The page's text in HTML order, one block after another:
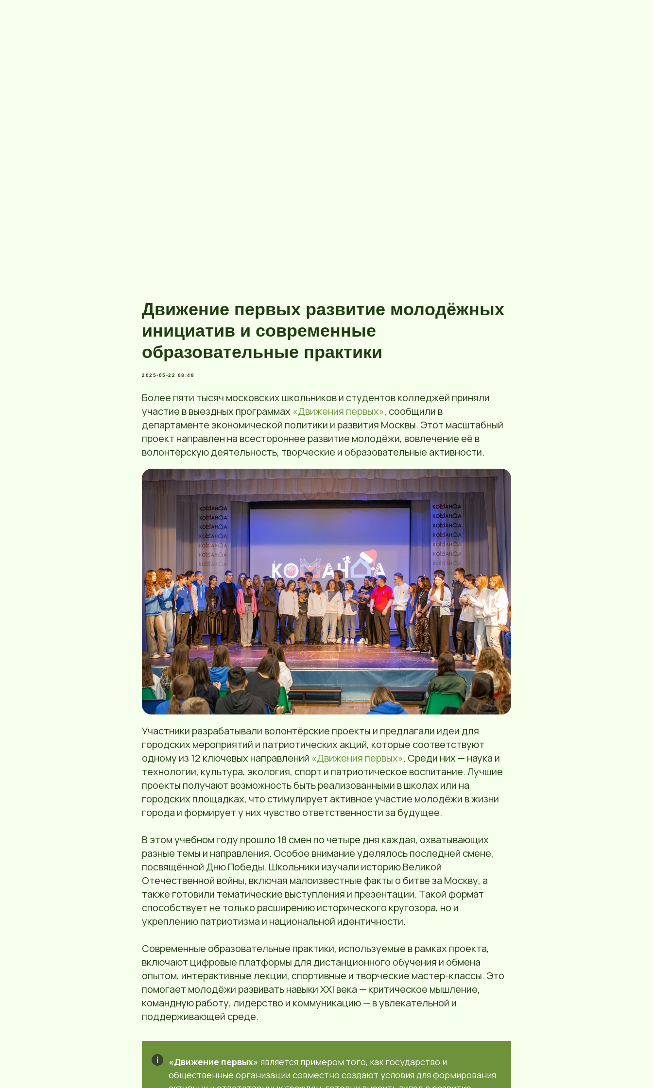
Движение первых развитие молодёжных
инициатив и современные
образовательные практики
2025-05-22 08:48
Более пяти тысяч московских школьников и студентов колледжей приняли
участие в выездных программах «Движения первых», сообщили в
департаменте экономической политики и развития Москвы. Этот масштабный
проект направлен на всестороннее развитие молодёжи, вовлечение её в
волонтёрскую деятельность, творческие и образовательные активности.
Участники разрабатывали волонтёрские проекты и предлагали идеи для
городских мероприятий и патриотических акций, которые соответствуют
одному из 12 ключевых направлений «Движения первых». Среди них — наука и
технологии, культура, экология, спорт и патриотическое воспитание. Лучшие
проекты получают возможность быть реализованными в школах или на
городских площадках, что стимулирует активное участие молодёжи в жизни
города и формирует у них чувство ответственности за будущее.
В этом учебном году прошло 18 смен по четыре дня каждая, охватывающих
разные темы и направления. Особое внимание уделялось последней смене,
посвящённой Дню Победы. Школьники изучали историю Великой
Отечественной войны, включая малоизвестные факты о битве за Москву, а
также готовили тематические выступления и презентации. Такой формат
способствует не только расширению исторического кругозора, но и
укреплению патриотизма и национальной идентичности.
Современные образовательные практики, используемые в рамках проекта,
включают цифровые платформы для дистанционного обучения и обмена
опытом, интерактивные лекции, спортивные и творческие мастер-классы. Это
помогает молодёжи развивать навыки XXI века — критическое мышление,
командную работу, лидерство и коммуникацию — в увлекательной и
поддерживающей среде.
«Движение первых» является примером того, как государство и
общественные организации совместно создают условия для формирования